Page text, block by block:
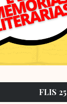
FLIS 25